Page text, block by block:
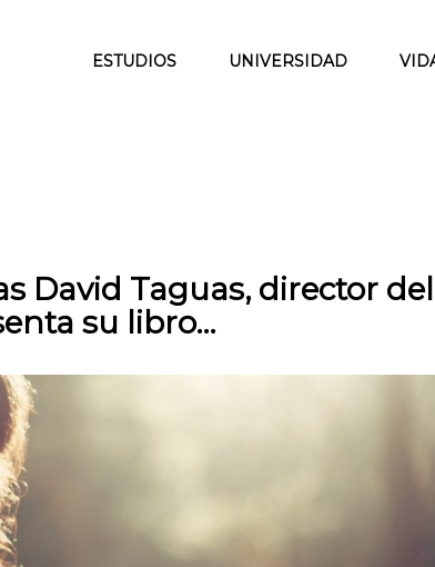
ESTUDIOS UNIVERSIDAD
David Taguas, director del
su libro…